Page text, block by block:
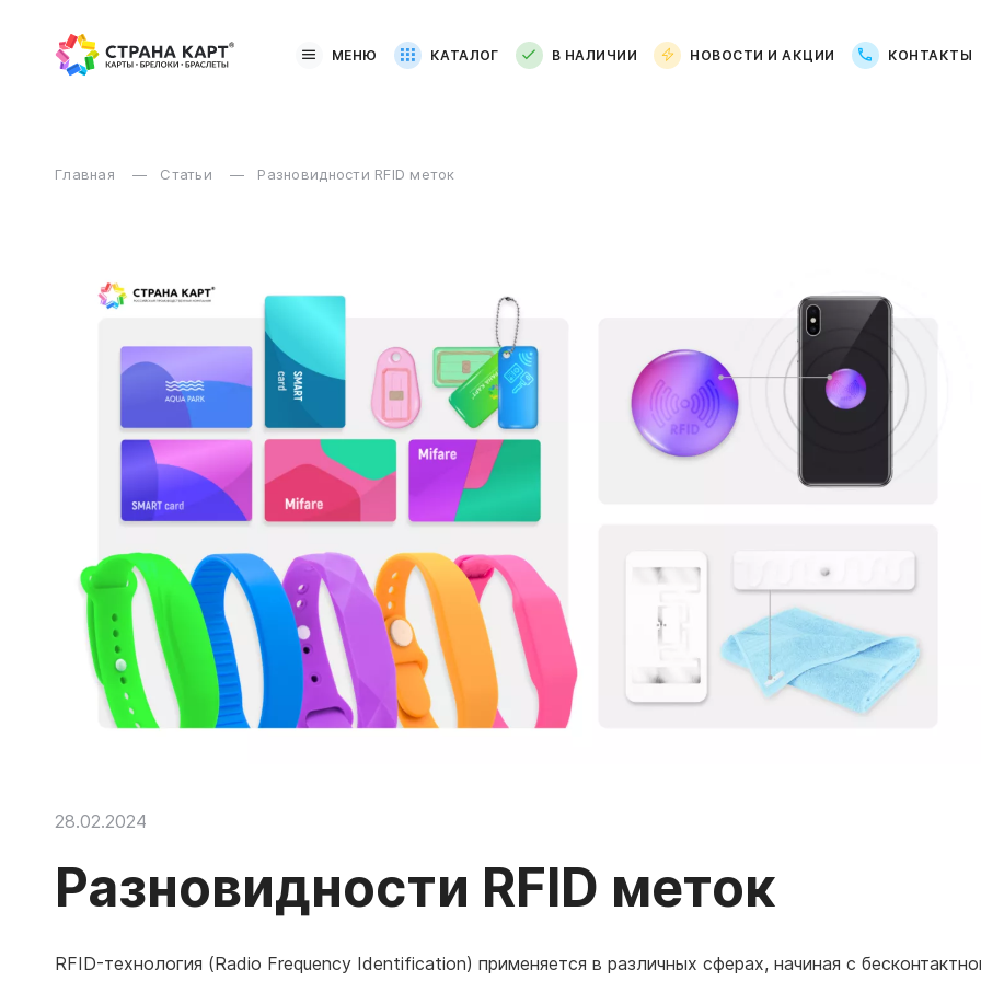
МЕНЮ КАТАЛОГ В НАЛИЧИИ НОВОСТИ И АКЦИИ КОНТАКТЫ
Главная Статьи Разновидности RFID меток
28.02.2024
Разновидности RFID меток
RFID-технология (Radio Frequency Identification) применяется в различных сферах, начиная с